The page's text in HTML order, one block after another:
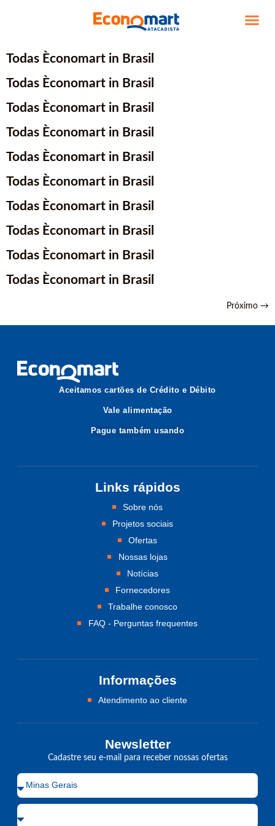
Todas Èconomart in Brasil
Todas Èconomart in Brasil
Todas Èconomart in Brasil
Todas Èconomart in Brasil
Todas Èconomart in Brasil
Todas Èconomart in Brasil
Todas Èconomart in Brasil
Todas Èconomart in Brasil
Todas Èconomart in Brasil
Todas Èconomart in Brasil
Próximo →
Aceitamos cartões de Crédito e Débito
Vale alimentação
Pague também usando
Links rápidos
Sobre nós
Projetos sociais
Ofertas
Nossas lojas
Notícias
Fornecedores
Trabalhe conosco
FAQ - Perguntas frequentes
Informações
Atendimento ao cliente
Newsletter
Cadastre seu e-mail para receber nossas ofertas